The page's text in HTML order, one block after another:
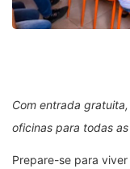
Com entrada
oficinas para todas
Prepare-se para